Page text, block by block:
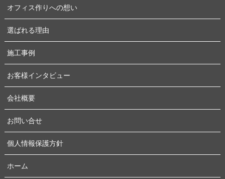
オフィス作りへの想い
選ばれる理由
施工事例
お客様インタビュー
会社概要
お問い合せ
個人情報保護方針
ホーム